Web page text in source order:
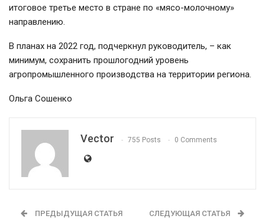
итоговое третье место в стране по «мясо-молочному»
направлению.
В планах на 2022 год, подчеркнул руководитель, – как
минимум, сохранить прошлогодний уровень
агропромышленного производства на территории региона.
Ольга Сошенко
Vector 755 Posts 0 Comments
ПРЕДЫДУЩАЯ СТАТЬЯ СЛЕДУЮЩАЯ СТАТЬЯ